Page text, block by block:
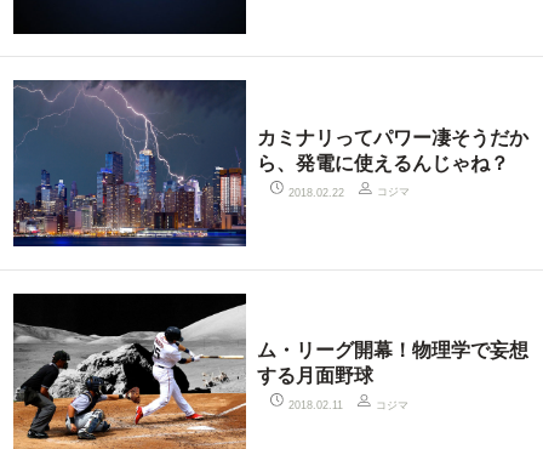
カミナリってパワー凄そうだか
ら、発電に使えるんじゃね？
2018.02.22 コジマ
ム・リーグ開幕！物理学で妄想
する月面野球
2018.02.11 コジマ